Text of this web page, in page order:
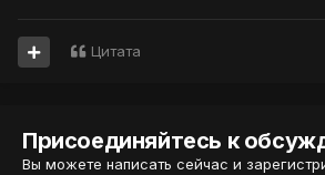
Цитата
Присоединяйтесь к
Вы можете написать сейчас и